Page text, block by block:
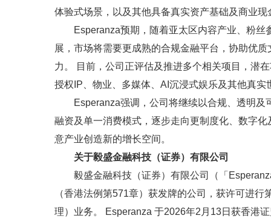
体验式场景，以及其他具备真实资产基础及商业
Esperanza预期，随着亚太区内容产业、粉
展，市场将需要更成熟的合规金融平台，协助优
力。 目前，公司正评估及推进多个相关项目，潜
授权IP、物业、多媒体、AI沉浸式娱乐及其他真实
Esperanza强调，公司将继续以合规、透明
融资及单一消费模式，逐步走向更制度化、数字
意产业创造新的增长空间。
关于毅盛金融科技（证券）有限公司
毅盛金融科技（证券）有限公司（「
（香港法例第571章）获发牌的公司，获许可进
理）业务。 Esperanza 于2026年2月13日获香港